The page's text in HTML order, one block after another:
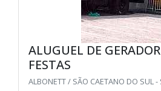
ALUGUEL DE
FESTAS
ALBONETT / SÃO CAETANO DO SUL -